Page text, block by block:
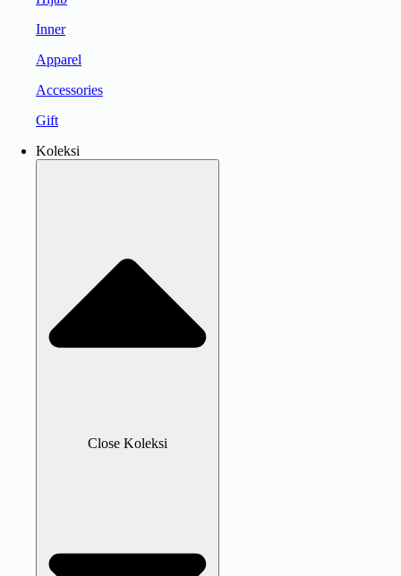
Inner
Apparel
Accessories
Gift
Koleksi
Close Koleksi